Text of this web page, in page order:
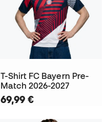
T-Shirt FC Bayern Pre-
Match 2026-2027
69,99 €